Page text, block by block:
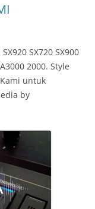
SX720 SX900
2000. Style
untuk
by